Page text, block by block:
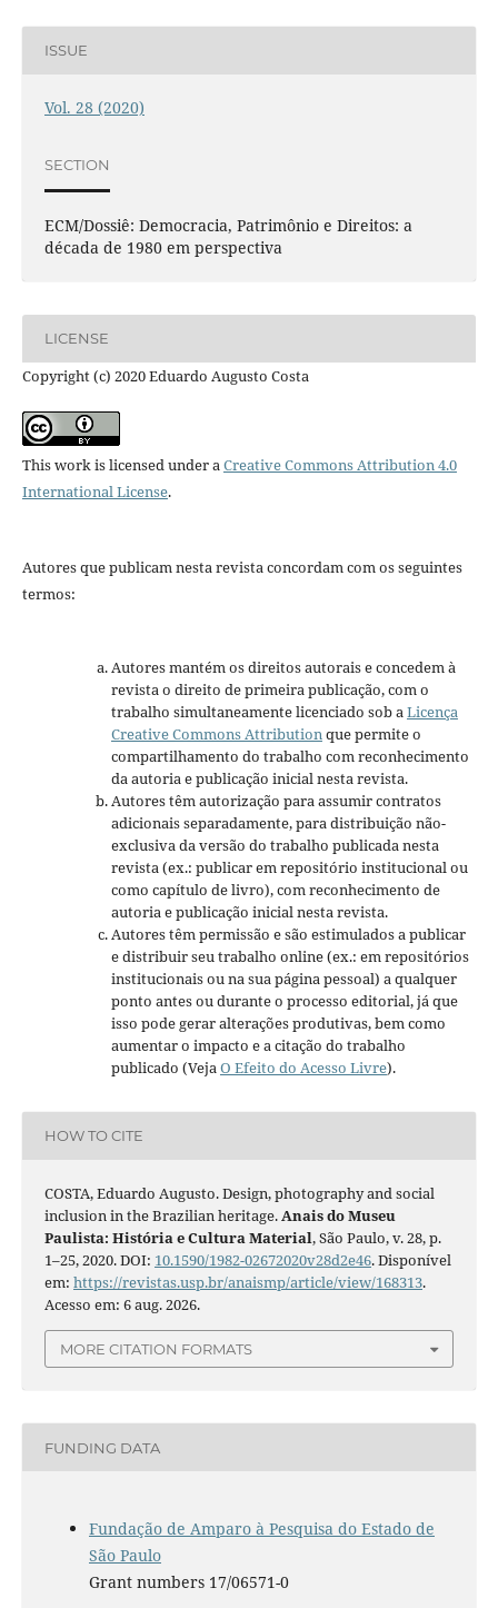
ISSUE
Vol. 28 (2020)
SECTION
ECM/Dossiê: Democracia, Patrimônio e Direitos: a
década de 1980 em perspectiva
LICENSE
Copyright (c) 2020 Eduardo Augusto Costa
This work is licensed under aCreative Commons Attribution 4.0
International License.
Autores que publicam nesta revista concordam com os seguintes
termos:
Autores mantém os direitos autorais e concedem à
revista o direito de primeira publicação, com o
trabalho simultaneamente licenciado sob aLicença
Creative Commons Attributionque permite o
compartilhamento do trabalho com reconhecimento
da autoria e publicação inicial nesta revista.
Autores têm autorização para assumir contratos
adicionais separadamente, para distribuição não-
exclusiva da versão do trabalho publicada nesta
revista (ex.: publicar em repositório institucional ou
como capítulo de livro), com reconhecimento de
autoria e publicação inicial nesta revista.
Autores têm permissão e são estimulados a publicar
e distribuir seu trabalho online (ex.: em repositórios
institucionais ou na sua página pessoal) a qualquer
ponto antes ou durante o processo editorial, já que
isso pode gerar alterações produtivas, bem como
aumentar o impacto e a citação do trabalho
publicado (VejaO Efeito do Acesso Livre).
HOW TO CITE
COSTA, Eduardo Augusto. Design, photography and social
inclusion in the Brazilian heritage.Anais do Museu
Paulista: História e Cultura Material, São Paulo, v. 28, p.
1–25, 2020. DOI: 10.1590/1982-02672020v28d2e46. Disponível
em: https://revistas.usp.br/anaismp/article/view/168313.
Acesso em: 6 aug. 2026.
MORE CITATION FORMATS
FUNDING DATA
Fundação de Amparo à Pesquisa do Estado de
São Paulo
Grant numbers 17/06571-0